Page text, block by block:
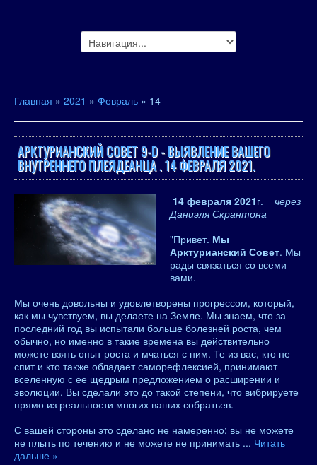
Главная » 2021 » Февраль » 14
АРКТУРИАНСКИЙ СОВЕТ 9-D - ВЫЯВЛЕНИЕ ВАШЕГО
ВНУТРЕННЕГО ПЛЕЯДЕАНЦА . 14 ФЕВРАЛЯ 2021.
14 февраля 2021г.
через
Даниэля Скрантона
"Привет. Мы
Арктурианский Совет. Мы
рады связаться со всеми
вами.
Мы очень довольны и удовлетворены прогрессом, который,
как мы чувствуем, вы делаете на Земле. Мы знаем, что за
последний год вы испытали больше болезней роста, чем
обычно, но именно в такие времена вы действительно
можете взять опыт роста и мчаться с ним. Те из вас, кто не
спит и кто также обладает саморефлексией, принимают
вселенную с ее щедрым предложением о расширении и
эволюции. Вы сделали это до такой степени, что вибрируете
прямо из реальности многих ваших собратьев.
С вашей стороны это сделано не намеренно; вы не можете
не плыть по течению и не можете не принимать ... Читать
дальше »